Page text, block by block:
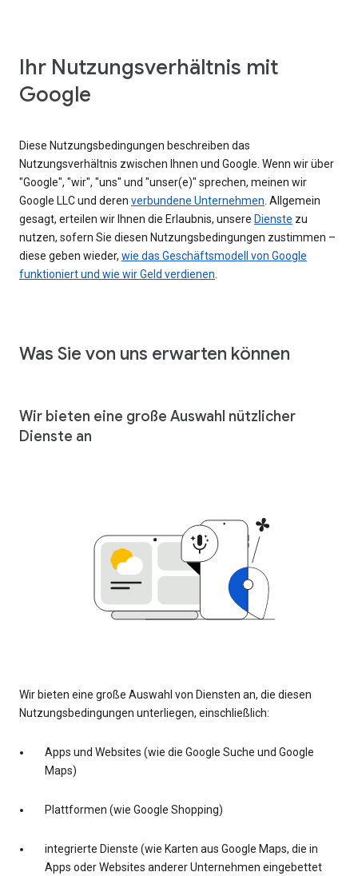
Ihr Nutzungsverhältnis mit
Google
Diese Nutzungsbedingungen beschreiben das
Nutzungsverhältnis zwischen Ihnen und Google. Wenn wir über
"Google", "wir", "uns" und "unser(e)" sprechen, meinen wir
Google LLC und deren verbundene Unternehmen . Allgemein
gesagt, erteilen wir Ihnen die Erlaubnis, unsere Dienste zu
nutzen, sofern Sie diesen Nutzungsbedingungen zustimmen –
diese geben wieder, wie das Geschäftsmodell von Google
funktioniert und wie wir Geld verdienen
Was Sie von uns erwarten können
Wir bieten eine große Auswahl nützlicher
Dienste an
Wir bieten eine große Auswahl von Diensten an, die diesen
Nutzungsbedingungen unterliegen, einschließlich:
Apps und Websites (wie die Google Suche und Google
Maps)
Plattformen (wie Google Shopping)
integrierte Dienste (wie Karten aus Google Maps, die in
Apps oder Websites anderer Unternehmen eingebettet